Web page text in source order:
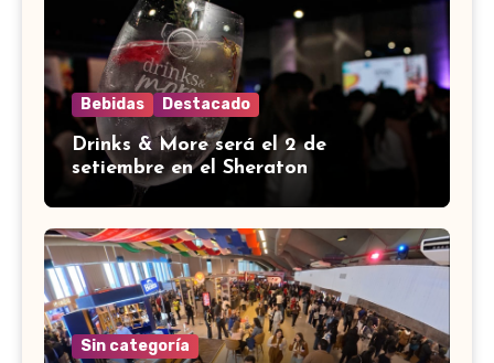
Bebidas Destacado
Drinks & More será el 2 de
setiembre en el Sheraton
Sin categoría